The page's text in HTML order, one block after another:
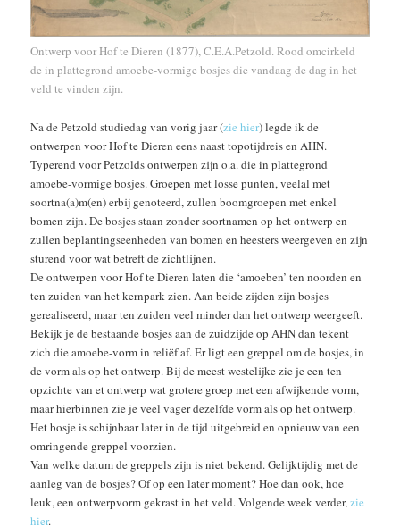
Ontwerp voor Hof te Dieren (1877), C.E.A.Petzold. Rood omcirkeld
de in plattegrond amoebe-vormige bosjes die vandaag de dag in het
veld te vinden zijn.
Na de Petzold studiedag van vorig jaar (zie hier) legde ik de
ontwerpen voor Hof te Dieren eens naast topotijdreis en AHN.
Typerend voor Petzolds ontwerpen zijn o.a. die in plattegrond
amoebe-vormige bosjes. Groepen met losse punten, veelal met
soortna(a)m(en) erbij genoteerd, zullen boomgroepen met enkel
bomen zijn. De bosjes staan zonder soortnamen op het ontwerp en
zullen beplantingseenheden van bomen en heesters weergeven en zijn
sturend voor wat betreft de zichtlijnen.
De ontwerpen voor Hof te Dieren laten die ‘amoeben’ ten noorden en
ten zuiden van het kernpark zien. Aan beide zijden zijn bosjes
gerealiseerd, maar ten zuiden veel minder dan het ontwerp weergeeft.
Bekijk je de bestaande bosjes aan de zuidzijde op AHN dan tekent
zich die amoebe-vorm in reliëf af. Er ligt een greppel om de bosjes, in
de vorm als op het ontwerp. Bij de meest westelijke zie je een ten
opzichte van et ontwerp wat grotere groep met een afwijkende vorm,
maar hierbinnen zie je veel vager dezelfde vorm als op het ontwerp.
Het bosje is schijnbaar later in de tijd uitgebreid en opnieuw van een
omringende greppel voorzien.
Van welke datum de greppels zijn is niet bekend. Gelijktijdig met de
aanleg van de bosjes? Of op een later moment? Hoe dan ook, hoe
leuk, een ontwerpvorm gekrast in het veld. Volgende week verder,zie
hier.